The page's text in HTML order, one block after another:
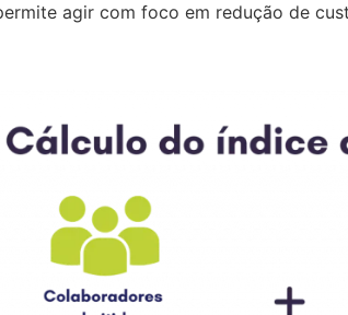
agir com foco em redução de